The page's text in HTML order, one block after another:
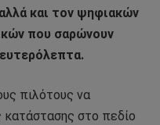
και τον ψηφιακών
που σαρώνουν
πιλότους να
στο πεδίο